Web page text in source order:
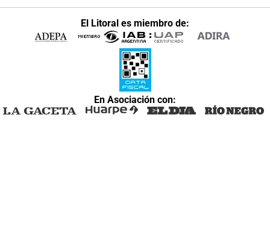
El Litoral es miembro de:
En Asociación con: